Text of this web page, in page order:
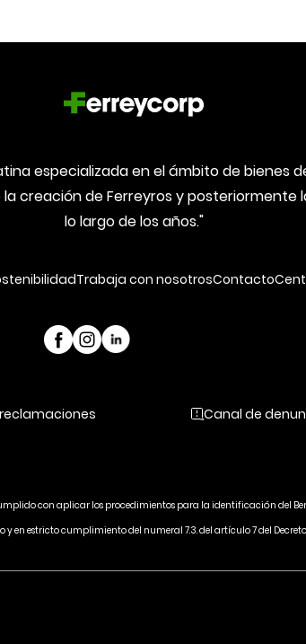
especializada en el ámbito de bienes
la creación de Ferreyros y
lo largo de los años."
Trabaja con nosotrosContacto
Canal de
cumplido con aplicar los procedimientos para la identificación del
en estricto cumplimiento del numeral 7.3. del artículo 7 del